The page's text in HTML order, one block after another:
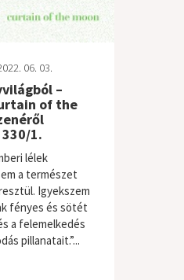
06. 03.
–
of the
1.
lélek
a természet
Igyekszem
fényes és sötét
a felemelkedés
pillanatait.”...